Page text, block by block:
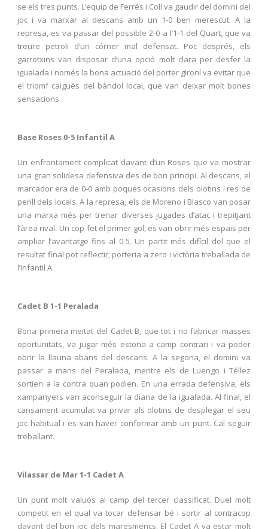
se els tres punts. L’equip de Ferrés i Coll va gaudir del domini del
joc i va marxar al descans amb un 1-0 ben merescut. A la
represa, es va passar del possible 2-0 a l’1-1 del Quart, que va
treure petroli d’un córner mal defensat. Poc després, els
garrotxins van disposar d’una opció molt clara per desfer la
igualada i només la bona actuació del porter gironí va evitar que
el triomf caigués del bàndol local, que van deixar molt bones
sensacions.
Base Roses 0-5 Infantil A
Un enfrontament complicat davant d’un Roses que va mostrar
una gran solidesa defensiva des de bon principi. Al descans, el
marcador era de 0-0 amb poques ocasions dels olotins i res de
perill dels locals. A la represa, els de Moreno i Blasco van posar
una marxa més per trenar diverses jugades d’atac i trepitjant
l’àrea rival. Un cop fet el primer gol, es van obrir més espais per
ampliar l’avantatge fins al 0-5. Un partit més difícil del que el
resultat final pot reflectir; porteria a zero i victòria treballada de
l’Infantil A.
Cadet B 1-1 Peralada
Bona primera meitat del Cadet B, que tot i no fabricar masses
oportunitats, va jugar més estona a camp contrari i va poder
obrir la llauna abans del descans. A la segona, el domini va
passar a mans del Peralada, mentre els de Luengo i Téllez
sortien a la contra quan podien. En una errada defensiva, els
xampanyers van aconseguir la diana de la igualada. Al final, el
cansament acumulat va privar als olotins de desplegar el seu
joc habitual i es van haver conformar amb un punt. Cal seguir
treballant.
Vilassar de Mar 1-1 Cadet A
Un punt molt valuós al camp del tercer classificat. Duel molt
competit en el qual va tocar defensar bé i sortir al contracop
davant del bon joc dels maresmencs. El Cadet A va estar molt